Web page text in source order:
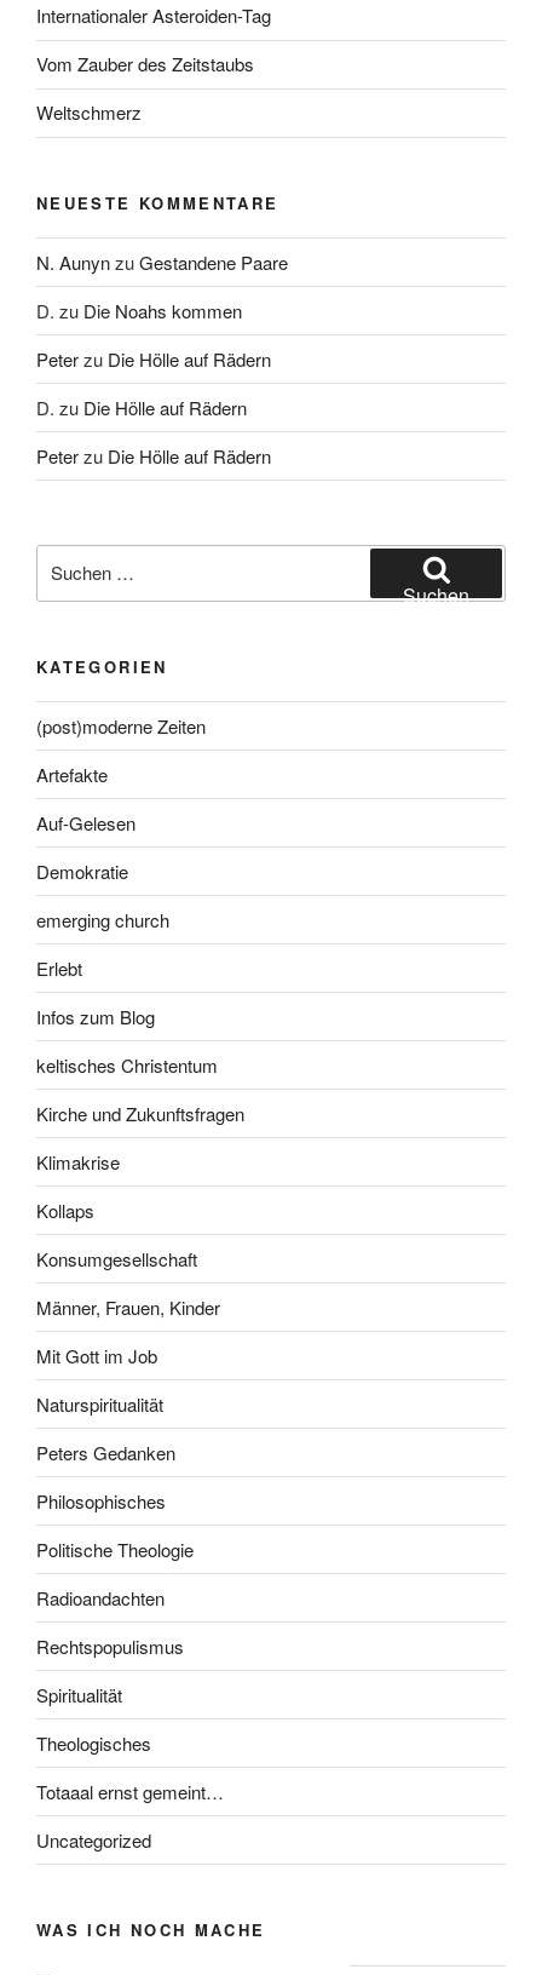
Internationaler Asteroiden-Tag
Vom Zauber des Zeitstaubs
Weltschmerz
NEUESTE KOMMENTARE
N. AunynzuGestandene Paare
D. zu Die Noahs kommen
Peterzu Die Hölle auf Rädern
D. zu Die Hölle auf Rädern
Peterzu Die Hölle auf Rädern
nach:
Suchen
KATEGORIEN
(post)moderne Zeiten
Artefakte
Auf-Gelesen
Demokratie
emerging church
Erlebt
Infos zum Blog
keltisches Christentum
Kirche und Zukunftsfragen
Klimakrise
Kollaps
Konsumgesellschaft
Männer, Frauen, Kinder
Mit Gott im Job
Naturspiritualität
Peters Gedanken
Philosophisches
Politische Theologie
Radioandachten
Rechtspopulismus
Spiritualität
Theologisches
Totaaal ernst gemeint…
Uncategorized
WAS ICH NOCH MACHE